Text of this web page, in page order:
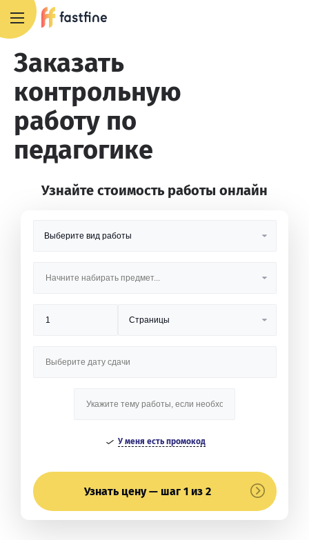
Заказать
контрольную
работу по
педагогике
Узнайте стоимость работы онлайн
У меня есть промокод
Узнать цену — шаг 1 из 2